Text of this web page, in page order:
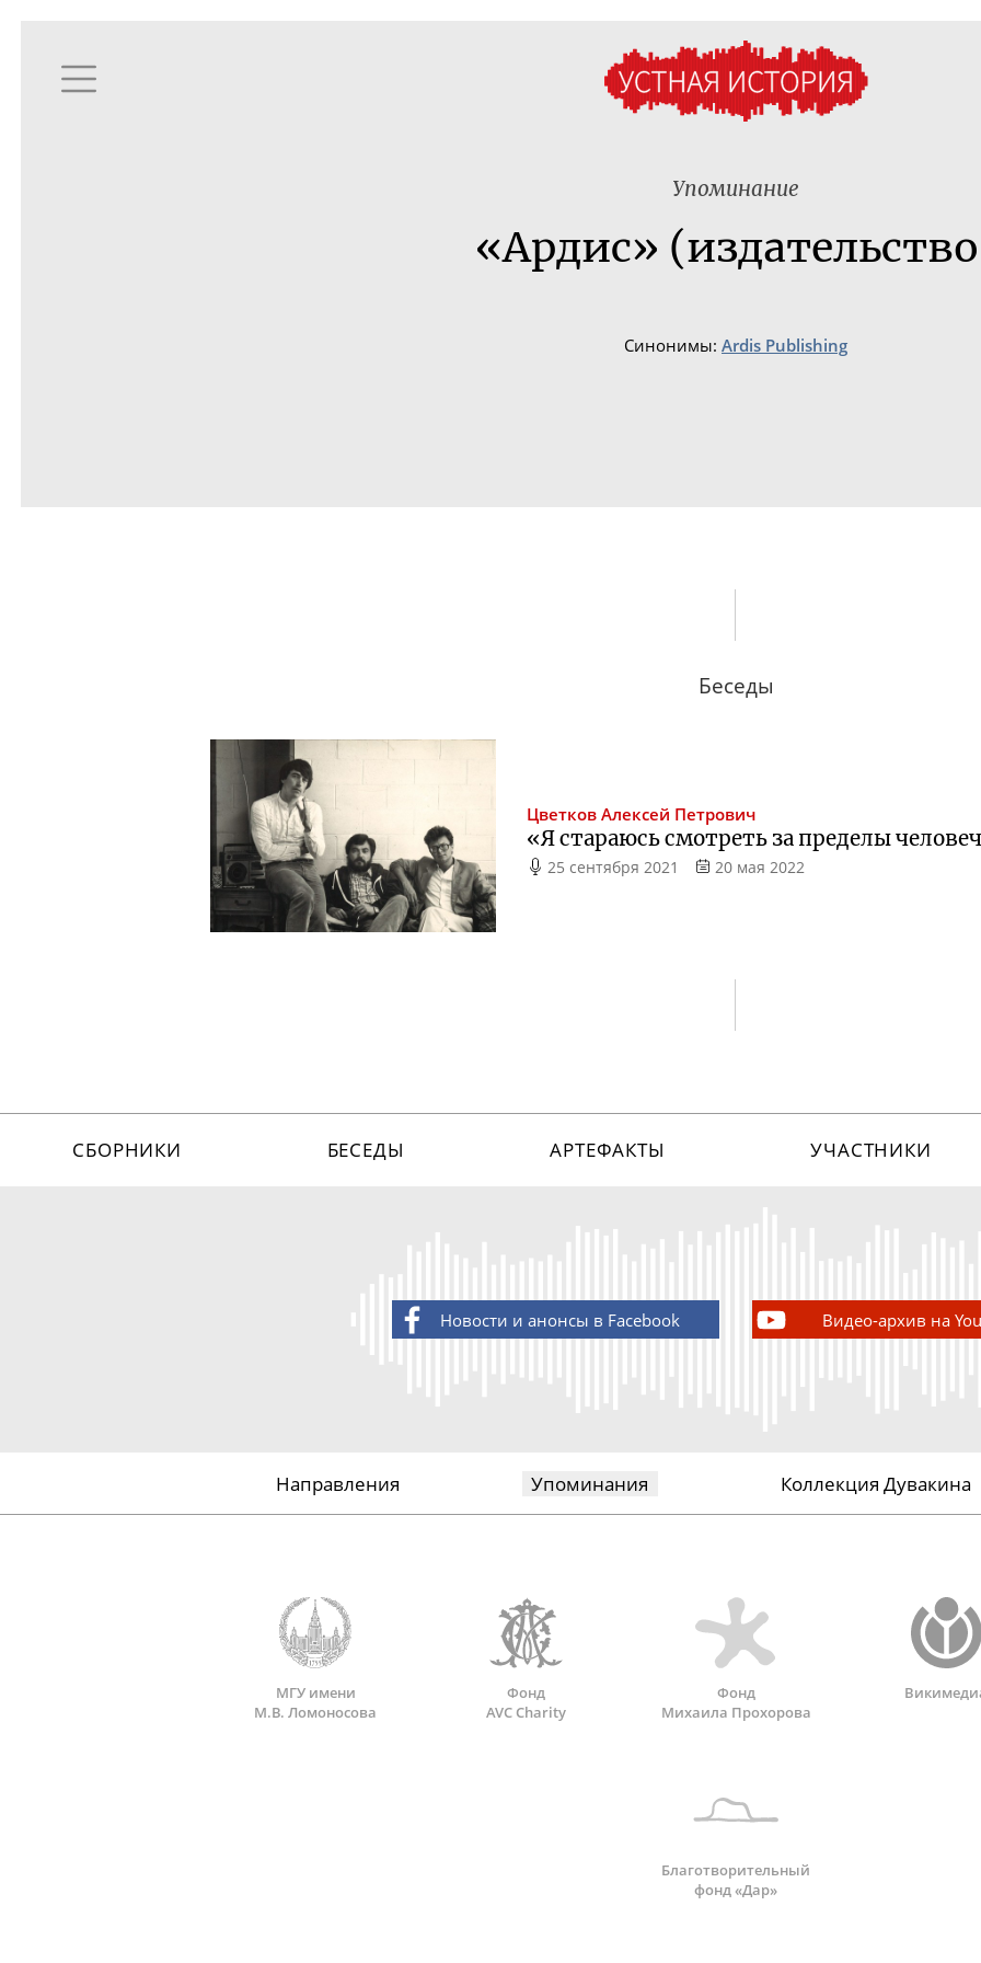
Упоминание
«Ардис»
Синонимы: Ardis Publishing
Беседы
Цветков Алексей Петрович
«Я стараюсь смотреть за пределы
25 сентября 2021 20 мая 2022
СБОРНИКИ БЕСЕДЫ АРТЕФАКТЫ УЧАСТНИКИ
Новости и анонсы в Facebook Видео-архив на
Направления Упоминания Коллекция Дувакина
МГУ имени
М.В. Ломоносова
Фонд
AVC Charity
Фонд
Михаила Прохорова
Благотворительный
фонд «Дар»